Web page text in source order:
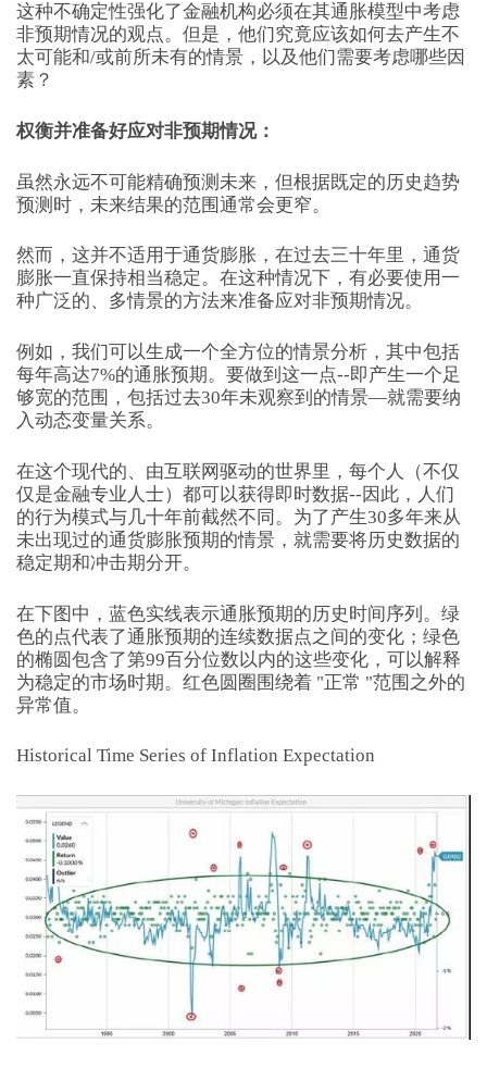
这种不确定性强化了金融机构必须在其通胀模型中考虑
非预期情况的观点。但是，他们究竟应该如何去产生不
太可能和/或前所未有的情景，以及他们需要考虑哪些因
素？
权衡并准备好应对非预期情况：
虽然永远不可能精确预测未来，但根据既定的历史趋势
预测时，未来结果的范围通常会更窄。
然而，这并不适用于通货膨胀，在过去三十年里，通货
膨胀一直保持相当稳定。在这种情况下，有必要使用一
种广泛的、多情景的方法来准备应对非预期情况。
例如，我们可以生成一个全方位的情景分析，其中包括
每年高达7%的通胀预期。要做到这一点--即产生一个足
够宽的范围，包括过去30年未观察到的情景—就需要纳
入动态变量关系。
在这个现代的、由互联网驱动的世界里，每个人（不仅
仅是金融专业人士）都可以获得即时数据--因此，人们
的行为模式与几十年前截然不同。为了产生30多年来从
未出现过的通货膨胀预期的情景，就需要将历史数据的
稳定期和冲击期分开。
在下图中，蓝色实线表示通胀预期的历史时间序列。绿
色的点代表了通胀预期的连续数据点之间的变化；绿色
的椭圆包含了第99百分位数以内的这些变化，可以解释
为稳定的市场时期。红色圆圈围绕着 "正常 "范围之外的
异常值。
Historical Time Series of Inflation Expectation